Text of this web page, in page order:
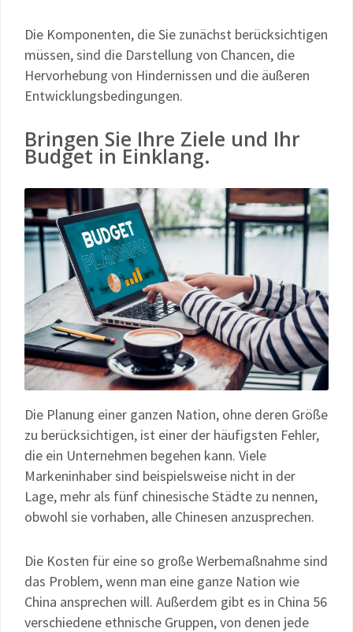
Die Komponenten, die Sie zunächst berücksichtigen
müssen, sind die Darstellung von Chancen, die
Hervorhebung von Hindernissen und die äußeren
Entwicklungsbedingungen.
Bringen Sie Ihre Ziele und Ihr
Budget in Einklang.
Die Planung einer ganzen Nation, ohne deren Größe
zu berücksichtigen, ist einer der häufigsten Fehler,
die ein Unternehmen begehen kann. Viele
Markeninhaber sind beispielsweise nicht in der
Lage, mehr als fünf chinesische Städte zu nennen,
obwohl sie vorhaben, alle Chinesen anzusprechen.
Die Kosten für eine so große Werbemaßnahme sind
das Problem, wenn man eine ganze Nation wie
China ansprechen will. Außerdem gibt es in China 56
verschiedene ethnische Gruppen, von denen jede